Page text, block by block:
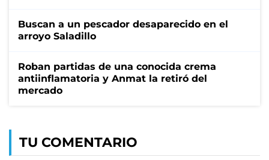
Buscan a un pescador desaparecido en el
arroyo Saladillo
Roban partidas de una conocida crema
antiinflamatoria y Anmat la retiró del
mercado
TU COMENTARIO